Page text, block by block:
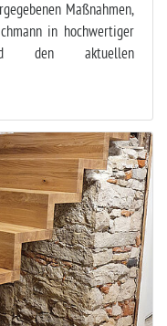
Maßnahmen,
in hochwertiger
den aktuellen